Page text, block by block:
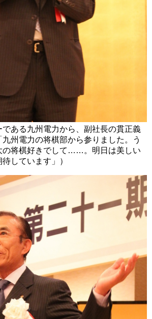
である九州電力から、副社長の貫正義
州電力の将棋部から参りました。う
の将棋好きでして……。明日は美しい
しています」）